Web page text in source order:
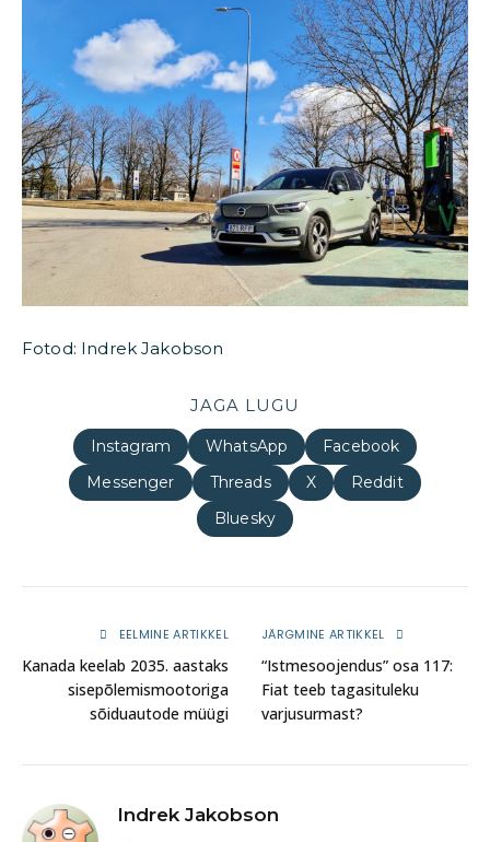
Fotod: Indrek Jakobson
JAGA LUGU
Instagram WhatsApp
Facebook
Messenger
Threads X
Reddit
Bluesky
EELMINE ARTIKKEL
Kanada keelab 2035. aastaks
sisepõlemismootoriga
sõiduautode müügi
JÄRGMINE ARTIKKEL
“Istmesoojendus” osa 117:
Fiat teeb tagasituleku
varjusurmast?
Indrek Jakobson